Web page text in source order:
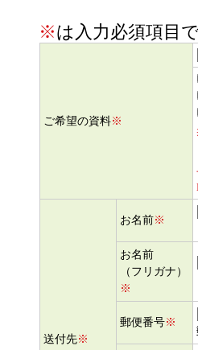
※は入力必須項目で
ご希望の資料※
送付先※
お名前※
お名前
（フリガナ）
※
郵便番号※